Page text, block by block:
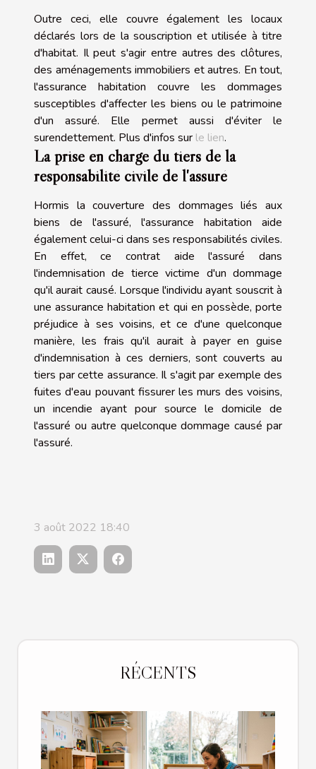
Outre ceci, elle couvre également les locaux
déclarés lors de la souscription et utilisée à titre
d'habitat. Il peut s'agir entre autres des clôtures,
des aménagements immobiliers et autres. En tout,
l'assurance habitation couvre les dommages
susceptibles d'affecter les biens ou le patrimoine
d'un assuré. Elle permet aussi d'éviter le
surendettement. Plus d'infos sur le lien.
La prise en charge du tiers de la
responsabilité civile de l'assuré
Hormis la couverture des dommages liés aux
biens de l'assuré, l'assurance habitation aide
également celui-ci dans ses responsabilités civiles.
En effet, ce contrat aide l'assuré dans
l'indemnisation de tierce victime d'un dommage
qu'il aurait causé. Lorsque l'individu ayant souscrit à
une assurance habitation et qui en possède, porte
préjudice à ses voisins, et ce d'une quelconque
manière, les frais qu'il aurait à payer en guise
d'indemnisation à ces derniers, sont couverts au
tiers par cette assurance. Il s'agit par exemple des
fuites d'eau pouvant fissurer les murs des voisins,
un incendie ayant pour source le domicile de
l'assuré ou autre quelconque dommage causé par
l'assuré.
3 août 2022 18:40
RÉCENTS